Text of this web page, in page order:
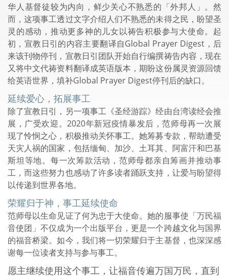
华人基督徒较为内向，鲜少关心不熟悉的「外邦人」。然
而，这项事工透过文字介绍人们不熟悉的未得之民，盼望圣
灵的感动，推动更多神的儿女以祷告积极参与大使命。起
初，宣教日引的内容主要翻译自Global Prayer Digest，后
来该刊物停刊，宣教日引团队开始自行编撰祷告内容，现在
又将中文代祷资料翻译成英语版本，期盼这份属灵资源回馈
给英语世界，填补Global Prayer Digest停刊后的缺口。
延续爱心，拓展事工
除了宣教日引，另一项事工《圣经游踪》经由台湾读经会推
展，广受欢迎。2020年新冠疫情暴发后，范师母再一次展
现了怜悯之心，积极推动关怀事工。她筹募专款，帮助遭受
天灾人祸的国家，包括缅甸、加沙、土耳其、阿富汗和巴基
斯坦等地。每一次筹款活动，范师母都亲自筹画并推动事
工，而这些努力也感动了许多读者踊跃支持，让爱与盼望得
以传递到世界各地。
荣耀归于神，事工延续使命
范师母以生命见证了何为忠于大使命。她的服事使「万民福
音使团」不仅成为一个出版平台，更是一个跨越文化与国界
的福音桥梁。如今，我们将一切荣耀归于主基督，也深深感
谢每一位读者支持与参与事工。
愿主继续使用这个事工，让福音传遍万国万民，直到